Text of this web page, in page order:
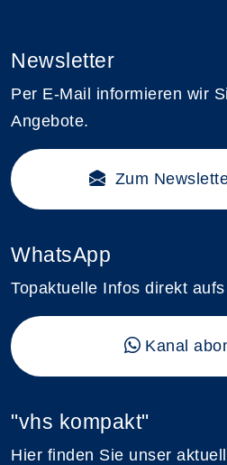
Newsletter
Per E-Mail informieren wir
Angebote.
Zum
WhatsApp
Topaktuelle Infos direkt
Kanal
"vhs kompakt"
Hier finden Sie unser